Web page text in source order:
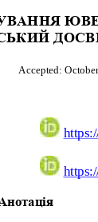
Accepted:
Анотація